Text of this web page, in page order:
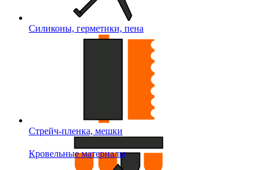
Силиконы, герметики, пена
Стрейч-пленка, мешки
Кровельные материалы